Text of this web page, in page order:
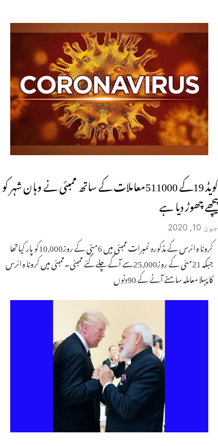
کویڈ 19کے 511000معاملات کے ساتھ ممبئی نے وہان شہر کو
پیچھے چھوڑ دیا ہے
جون 10, 2020
کرونا وائرس کے مذکورہ نمبرات ممبئی میں 6مئی کے روز10,000کو پار کیاتھا
جبکہ 21مئی کے روز25,000سے آگے چلے گئے ممبئی۔ممبئی میں کرونا وائرس
کا پہلا معاملہ سامنے آنے کے 90دنوں